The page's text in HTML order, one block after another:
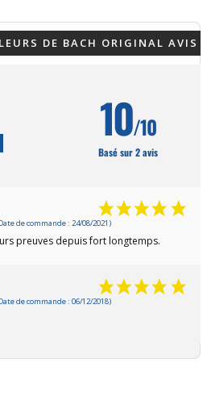
DE BACH ORIGINAL AVIS
10/10
Basé sur 2 avis
de commande : 24/08/2021)
preuves depuis fort longtemps.
de commande : 06/12/2018)